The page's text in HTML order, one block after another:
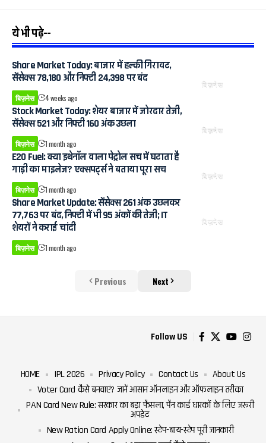
ये भी पढ़े--
बिज़नेस
Share Market Today: बाजार में हल्की गिरावट,
सेंसेक्स 78,180 और निफ्टी 24,398 पर बंद
बिज़नेस 4 weeks ago
बिज़नेस
Stock Market Today: शेयर बाजार में जोरदार तेजी,
सेंसेक्स 521 और निफ्टी 160 अंक उछला
बिज़नेस 1 month ago
बिज़नेस
E20 Fuel: क्या इथेनॉल वाला पेट्रोल सच में घटाता है
गाड़ी का माइलेज? एक्सपर्ट्स ने बताया पूरा सच
बिज़नेस 1 month ago
बिज़नेस
Share Market Update: सेंसेक्स 261 अंक उछलकर
77,763 पर बंद, निफ्टी में भी 95 अंकों की तेजी; IT
शेयरों ने कराई चांदी
बिज़नेस 1 month ago
Previous Next
Follow US
HOME IPL 2026 Privacy Policy Contact Us
About Us
Voter Card कैसे बनवाएं? जानें आसान ऑनलाइन और ऑफलाइन तरीका
PAN Card New Rule: सरकार का बड़ा फैसला, पैन कार्ड धारकों के लिए जरूरी
अपडेट
New Ration Card Apply Online: स्टेप-बाय-स्टेप पूरी जानकारी